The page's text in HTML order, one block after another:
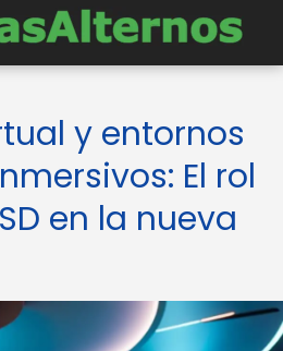
y entornos
El rol
en la nueva